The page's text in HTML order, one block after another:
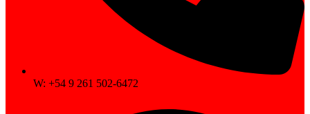
W: +54 9 261 502-6472